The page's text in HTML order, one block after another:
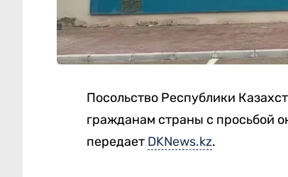
Посольство Республики
гражданам страны с просьбой
передает DKNews.kz.